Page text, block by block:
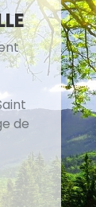
de